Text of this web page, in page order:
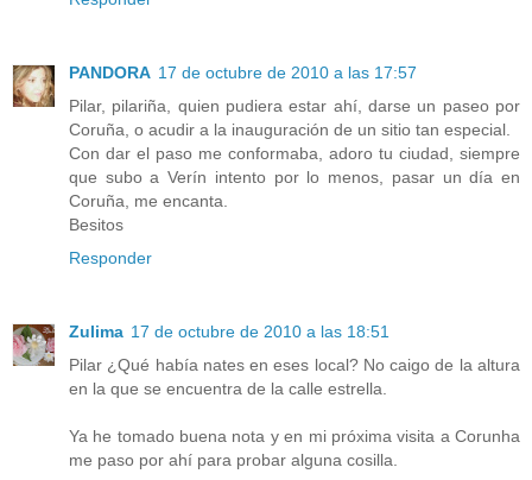
PANDORA 17 de octubre de 2010 a las 17:57
Pilar, pilariña, quien pudiera estar ahí, darse un paseo por
Coruña, o acudir a la inauguración de un sitio tan especial.
Con dar el paso me conformaba, adoro tu ciudad, siempre
que subo a Verín intento por lo menos, pasar un día en
Coruña, me encanta.
Besitos
Responder
Zulima 17 de octubre de 2010 a las 18:51
Pilar ¿Qué había nates en eses local? No caigo de la altura
en la que se encuentra de la calle estrella.
Ya he tomado buena nota y en mi próxima visita a Corunha
me paso por ahí para probar alguna cosilla.